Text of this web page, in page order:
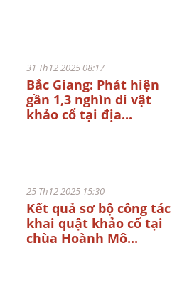
31 Th12 2025 08:17
Bắc Giang: Phát hiện
gần 1,3 nghìn di vật
khảo cổ tại địa...
25 Th12 2025 15:30
Kết quả sơ bộ công tác
khai quật khảo cổ tại
chùa Hoành Mô...